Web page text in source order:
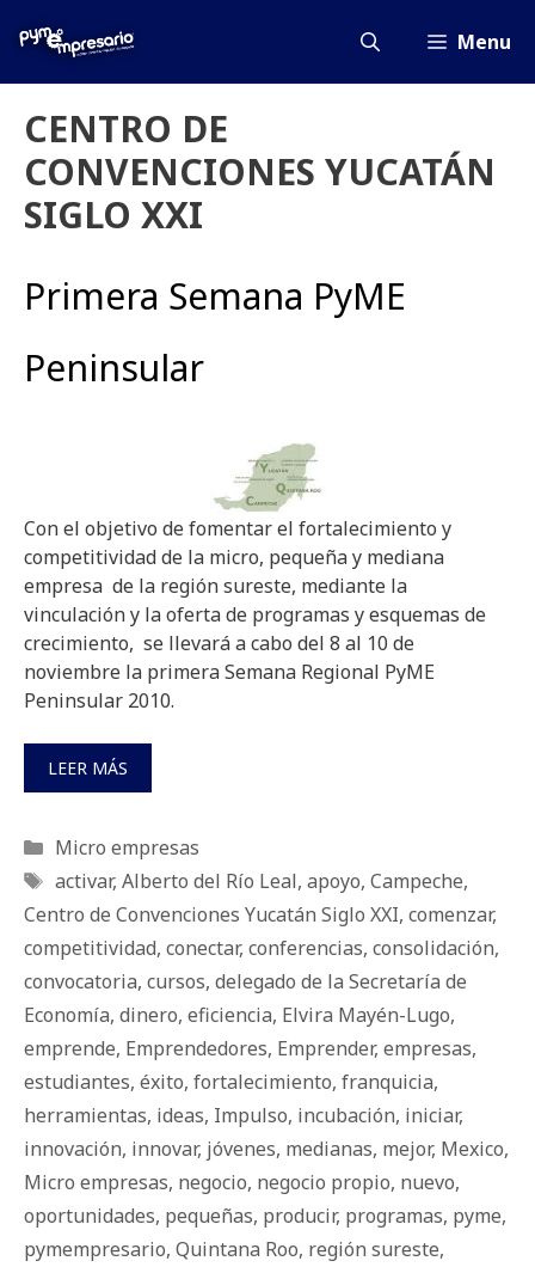
Menu
CENTRO DE
CONVENCIONES YUCATÁN
SIGLO XXI
Primera Semana PyME
Peninsular
Con el objetivo de fomentar el fortalecimiento y
competitividad de la micro, pequeña y mediana
empresa de la región sureste, mediante la
vinculación y la oferta de programas y esquemas de
crecimiento, se llevará a cabo del 8 al 10 de
noviembre la primera Semana Regional PyME
Peninsular 2010.
LEER MÁS
Categorías
Micro empresas
Etiquetas
activar, Alberto del Río Leal, apoyo, Campeche,
Centro de Convenciones Yucatán Siglo XXI, comenzar,
competitividad, conectar, conferencias, consolidación,
convocatoria, cursos, delegado de la Secretaría de
Economía, dinero, eficiencia, Elvira Mayén-Lugo,
emprende, Emprendedores, Emprender, empresas,
estudiantes, éxito, fortalecimiento, franquicia,
herramientas, ideas, Impulso, incubación, iniciar,
innovación, innovar, jóvenes, medianas, mejor, Mexico,
Micro empresas, negocio, negocio propio, nuevo,
oportunidades, pequeñas, producir, programas, pyme,
pymempresario, Quintana Roo, región sureste,